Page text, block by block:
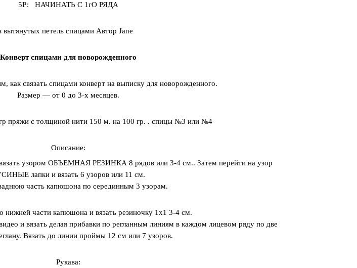
5Р: НАЧИНАТЬ С 1гО РЯДА
вытянутых петель спицами Автор Jane
Конверт спицами для новорожденного
как связать спицами конверт на выписку для новорожденного.
Размер — от 0 до 3-х месяцев.
пряжи с толщиной нити 150 м. на 100 гр. . спицы №3 или №4
Описание:
узором ОБЪЕМНАЯ РЕЗИНКА 8 рядов или 3-4 см.. Затем перейти на узор
лапки и вязать 6 узоров или 11 см.
часть капюшона по серединным 3 узорам.
нижней части капюшона и вязать резиночку 1х1 3-4 см.
и вязать делая прибавки по регланным линиям в каждом лицевом ряду по две
Вязать до линии проймы 12 см или 7 узоров.
Рукава: